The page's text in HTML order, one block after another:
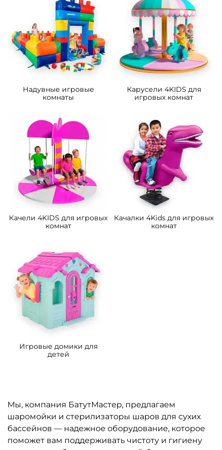
Надувные игровые
комнаты
Карусели 4KIDS для
игровых комнат
Качели 4KIDS для игровых
комнат
Качалки 4Kids для игровых
комнат
Игровые домики для
детей
Мы, компания БатутМастер, предлагаем
шаромойки и стерилизаторы шаров для сухих
бассейнов — надежное оборудование, которое
поможет вам поддерживать чистоту и гигиену